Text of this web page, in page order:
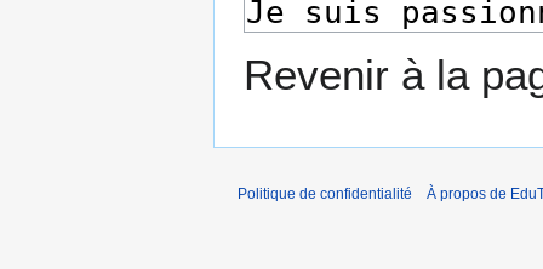
Revenir à la
Politique de confidentialité À propos de